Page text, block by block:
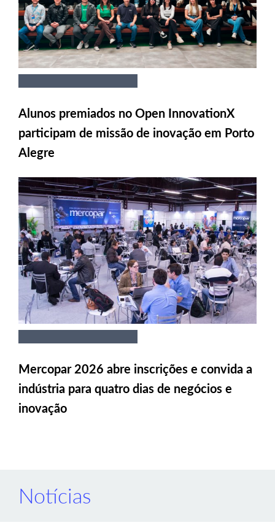
Alunos premiados no Open InnovationX
participam de missão de inovação em Porto
Alegre
Mercopar 2026 abre inscrições e convida a
indústria para quatro dias de negócios e
inovação
Notícias